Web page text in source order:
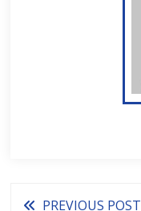
PREVIOUS POST